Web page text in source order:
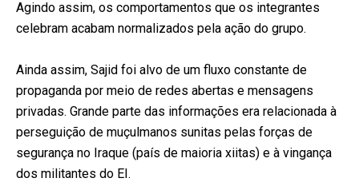
Agindo assim, os comportamentos que os integrantes
celebram acabam normalizados pela ação do grupo.
Ainda assim, Sajid foi alvo de um fluxo constante de
propaganda por meio de redes abertas e mensagens
privadas. Grande parte das informações era relacionada à
perseguição de muçulmanos sunitas pelas forças de
segurança no Iraque (país de maioria xiitas) e à vingança
dos militantes do EI.